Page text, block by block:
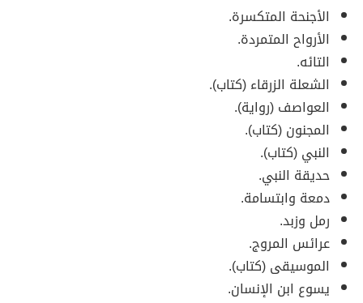
الأجنحة المتكسرة.
الأرواح المتمردة.
التائه.
الشعلة الزرقاء (كتاب).
العواصف (رواية).
المجنون (كتاب).
النبي (كتاب).
حديقة النبي.
دمعة وابتسامة.
رمل وزبد.
عرائس المروج.
الموسيقى (كتاب).
يسوع ابن الإنسان.